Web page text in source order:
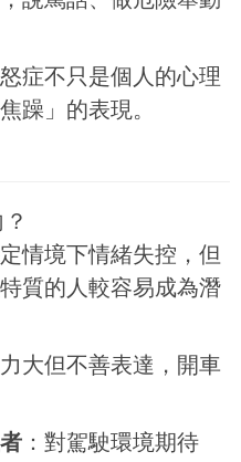
症不只是個人的心理
躁」的表現。
情境下情緒失控，但
質的人較容易成為潛
力大但不善表達，開車
：對駕駛環境期待